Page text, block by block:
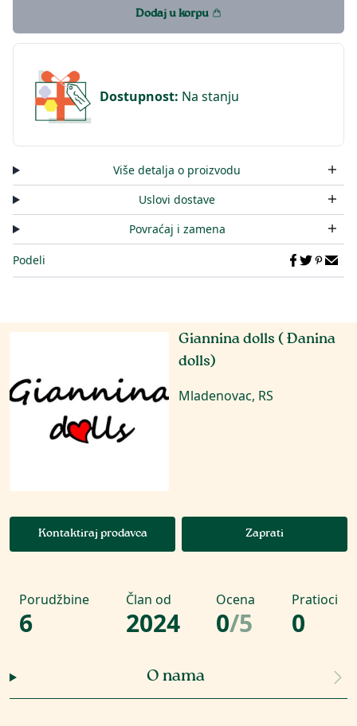
Dodaj u korpu
Dostupnost: Na stanju
Više detalja o proizvodu
Uslovi dostave
Povraćaj i zamena
Podeli
Giannina dolls ( Đanina
dolls)
Mladenovac, RS
Kontaktiraj prodavca Zaprati
Porudžbine
6
Član od
2024
Ocena
0/5
Pratioci
0
O nama